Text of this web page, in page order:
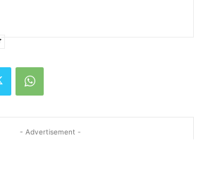
- Advertisement -